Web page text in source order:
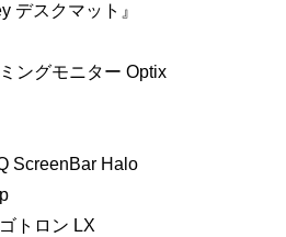
デスクマット』
ングモニター Optix
ScreenBar Halo
トロン LX